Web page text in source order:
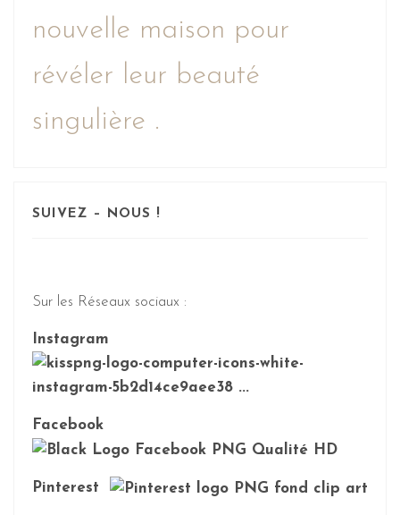
nouvelle maison pour
révéler leur beauté
singulière .
SUIVEZ – NOUS !
Sur les Réseaux sociaux :
Instagram
Facebook
Pinterest